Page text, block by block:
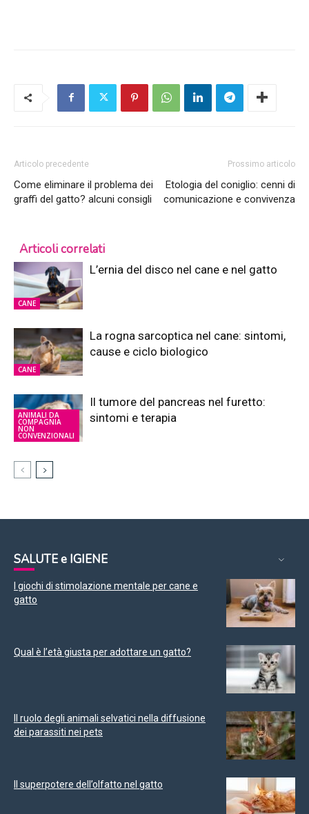
Articolo precedente
Come eliminare il problema dei
graffi del gatto? alcuni consigli
Prossimo articolo
Etologia del coniglio: cenni di
comunicazione e convivenza
Articoli correlati
CANE
L’ernia del disco nel cane e nel gatto
CANE
La rogna sarcoptica nel cane: sintomi,
cause e ciclo biologico
ANIMALI DA
COMPAGNIA
NON
CONVENZIONALI
Il tumore del pancreas nel furetto:
sintomi e terapia
SALUTE e IGIENE
I giochi di stimolazione mentale per cane e
gatto
Qual è l’età giusta per adottare un gatto?
Il ruolo degli animali selvatici nella diffusione
dei parassiti nei pets
Il superpotere dell’olfatto nel gatto